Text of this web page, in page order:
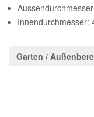
Innendurchmesser:
Garten /